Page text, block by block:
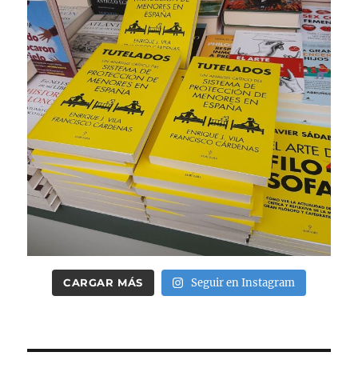
CARGAR MÁS Seguir en Instagram